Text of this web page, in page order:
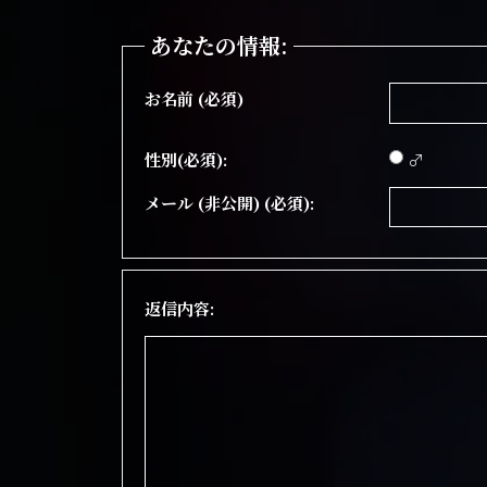
あなたの情報:
お名前 (必須)
性別(必須):
♂
メール (非公開) (必須):
返信内容: